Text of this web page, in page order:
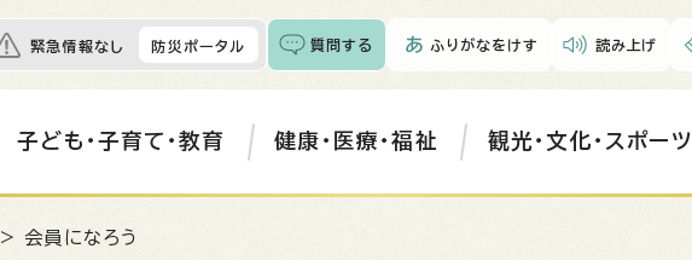
緊急情報なし 防災ポータル 質問する ふりがなをけす 読み上げ
子ども・子育て・教育 健康・医療・福祉 観光・文化・スポーツ
> 会員になろう